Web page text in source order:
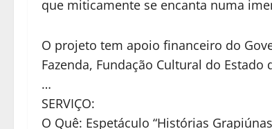
que miticamente se encanta numa
O projeto tem apoio financeiro do
Fazenda, Fundação Cultural do
…
SERVIÇO:
O Quê: Espetáculo “Histórias